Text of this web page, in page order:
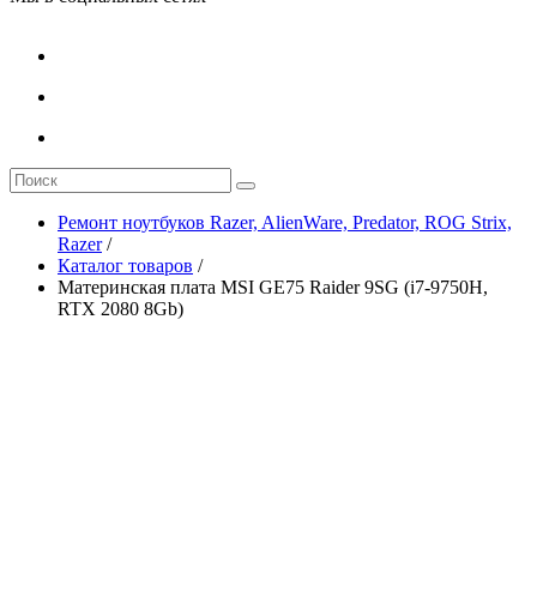
Ремонт ноутбуков Razer, AlienWare, Predator, ROG Strix,
Razer/
Каталог товаров /
Материнская плата MSI GE75 Raider 9SG (i7-9750H,
RTX 2080 8Gb)